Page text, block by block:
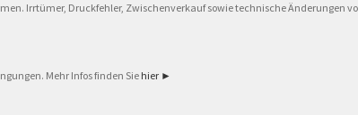
Irrtümer, Druckfehler, Zwischenverkauf sowie technische Änderungen
Mehr Infos finden Sie hier ►